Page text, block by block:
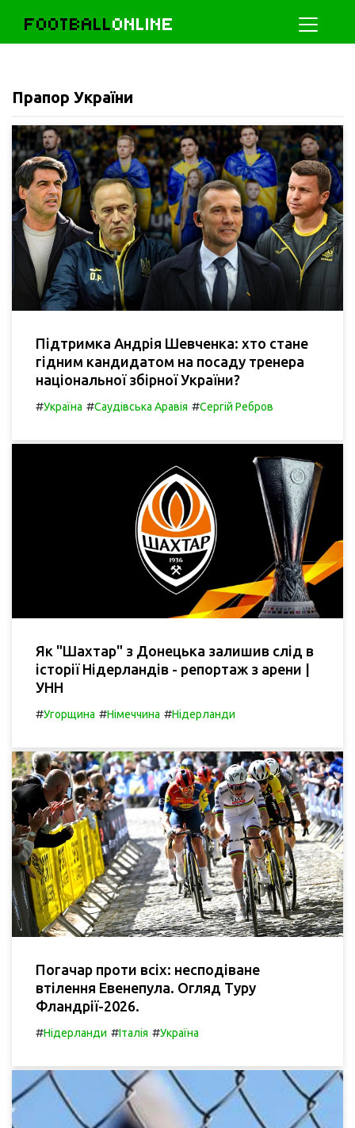
FOOTBALLONLINE
Прапор України
Підтримка Андрія Шевченка: хто стане
гідним кандидатом на посаду тренера
національної збірної України?
#Україна #Саудівська Аравія #Сергій Ребров
Як "Шахтар" з Донецька залишив слід в
історії Нідерландів - репортаж з арени |
УНН
#Угорщина #Німеччина #Нідерланди
Погачар проти всіх: несподіване
втілення Евенепула. Огляд Туру
Фландрії-2026.
#Нідерланди #Італія #Україна